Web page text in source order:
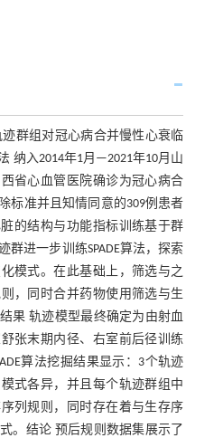
群组对冠心病合并慢性心衰临
纳入2014年1月—2021年10月山
省心血管医院确诊为冠心病合
标准并且知情同意的309例患者
的结构与功能指标训练基于群
群进一步训练SPADE算法，探索
模式。在此基础上，筛选与之
，同时合并药物使用筛选与生
果 轨迹模型最终确定为由射血
张末期内径、右室前后径训练
算法挖掘结果显示：3个轨迹
式各异，并且每个轨迹群组中
列规则，同时存在着与生存序
。结论 预后规则数据集展示了